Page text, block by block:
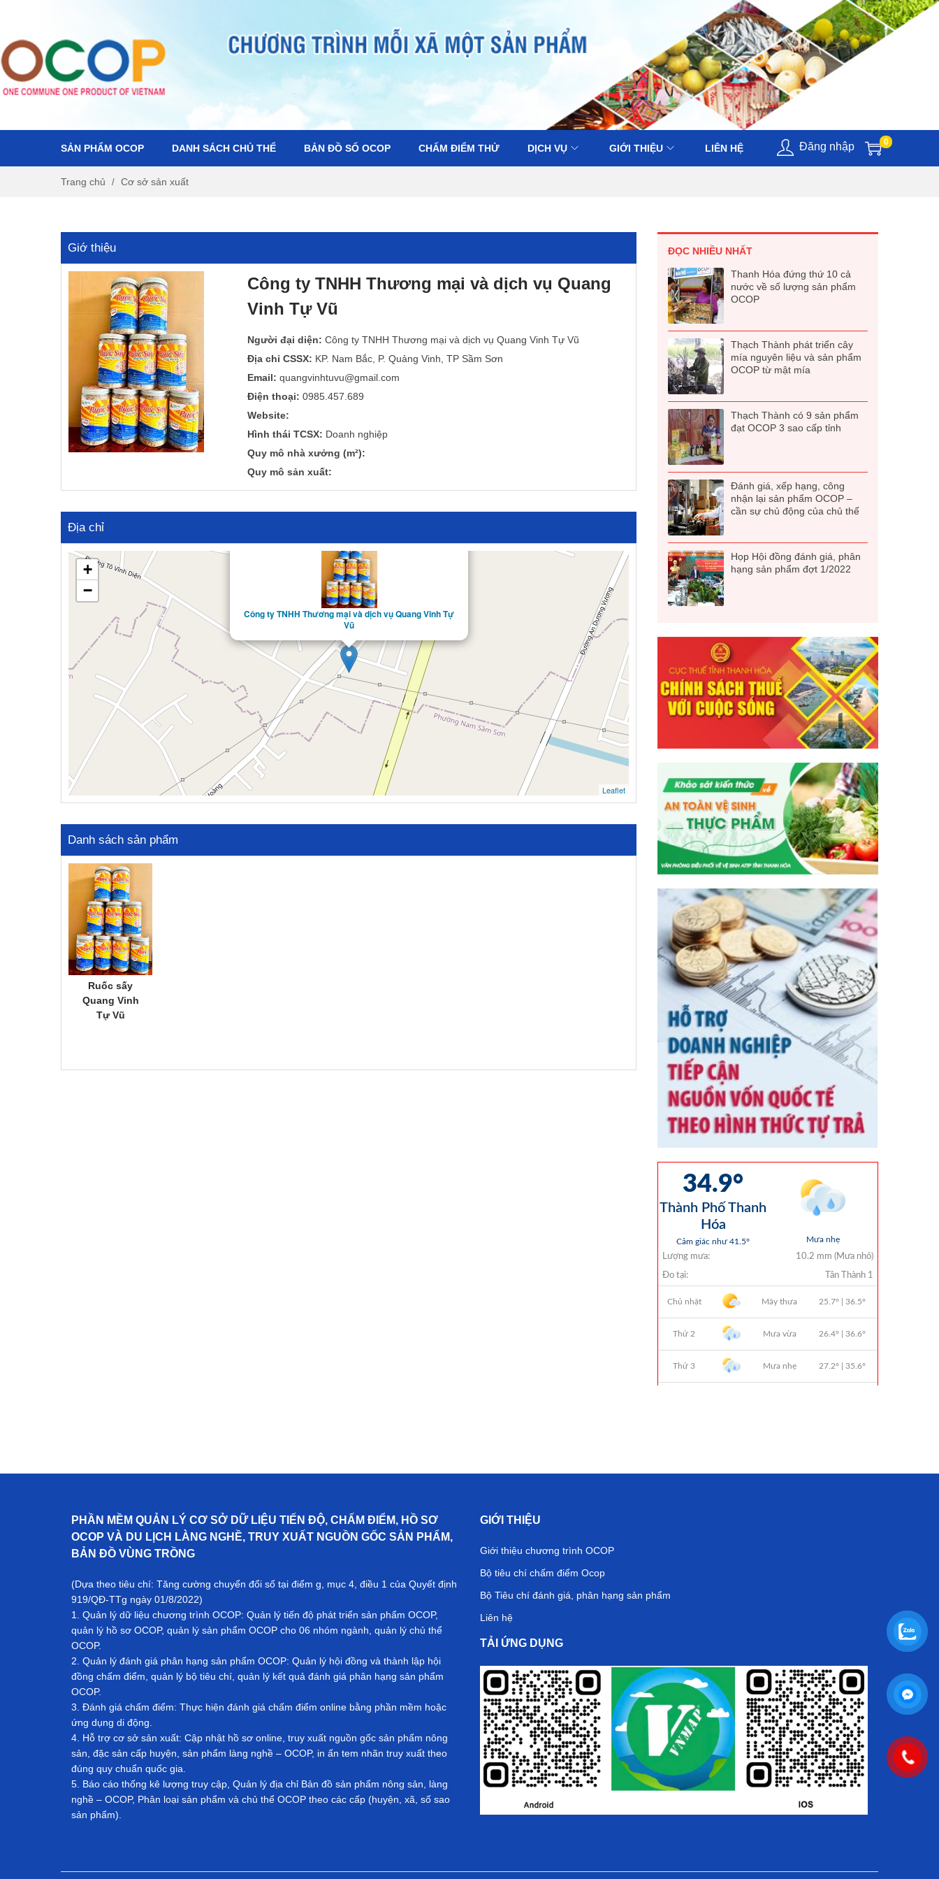
k
k
SẢN PHẨM OCOP DANH SÁCH CHỦ THỂ BẢN ĐỒ SỐ OCOP CHẤM ĐIỂM THỬ DỊCH VỤ GIỚI THIỆU LIÊN HỆ Đăng nhập 0
Trang chủ Cơ sở sản xuất
Giớ thiệu
Công ty TNHH Thương mại và dịch vụ Quang
Vinh Tự Vũ
Người đại diện: Công ty TNHH Thương mại và dịch vụ Quang Vinh Tự Vũ
Địa chỉ CSSX: KP. Nam Bắc, P. Quảng Vinh, TP Sầm Sơn
Email: quangvinhtuvu@gmail.com
Điện thoại: 0985.457.689
Website:
Hình thái TCSX: Doanh nghiệp
Quy mô nhà xưởng (m²):
Quy mô sản xuất:
Địa chỉ
Công ty TNHH Thương mại và dịch vụ Quang Vinh Tự
Vũ
+
−
Leaflet
Danh sách sản phẩm
Ruốc sấy
Quang Vinh
Tự Vũ
ĐỌC NHIỀU NHẤT
Thanh Hóa đứng thứ 10 cả
nước về số lượng sản phẩm
OCOP
Thạch Thành phát triển cây
mía nguyên liệu và sản phẩm
OCOP từ mật mía
Thạch Thành có 9 sản phẩm
đạt OCOP 3 sao cấp tỉnh
Đánh giá, xếp hạng, công
nhận lại sản phẩm OCOP –
cần sự chủ động của chủ thể
Họp Hội đồng đánh giá, phân
hạng sản phẩm đợt 1/2022
PHẦN MỀM QUẢN LÝ CƠ SỞ DỮ LIỆU TIẾN ĐỘ, CHẤM ĐIỂM, HỒ SƠ
OCOP VÀ DU LỊCH LÀNG NGHỀ, TRUY XUẤT NGUỒN GỐC SẢN PHẨM,
BẢN ĐỒ VÙNG TRỒNG
(Dựa theo tiêu chí: Tăng cường chuyển đổi số tại điểm g, mục 4, điều 1 của Quyết định
919/QĐ-TTg ngày 01/8/2022)
1. Quản lý dữ liệu chương trình OCOP: Quản lý tiến độ phát triển sản phẩm OCOP,
quản lý hồ sơ OCOP, quản lý sản phẩm OCOP cho 06 nhóm ngành, quản lý chủ thể
OCOP.
2. Quản lý đánh giá phân hạng sản phẩm OCOP: Quản lý hội đồng và thành lập hội
đồng chấm điểm, quản lý bộ tiêu chí, quản lý kết quả đánh giá phân hạng sản phẩm
OCOP.
3. Đánh giá chấm điểm: Thực hiện đánh giá chấm điểm online bằng phần mềm hoặc
ứng dụng di động.
4. Hỗ trợ cơ sở sản xuất: Cập nhật hồ sơ online, truy xuất nguồn gốc sản phẩm nông
sản, đặc sản cấp huyện, sản phẩm làng nghề – OCOP, in ấn tem nhãn truy xuất theo
đúng quy chuẩn quốc gia.
5. Báo cáo thống kê lượng truy cập, Quản lý địa chỉ Bản đồ sản phẩm nông sản, làng
nghề – OCOP, Phân loại sản phẩm và chủ thể OCOP theo các cấp (huyện, xã, số sao
sản phẩm).
GIỚI THIỆU
Giới thiệu chương trình OCOP
Bộ tiêu chí chấm điểm Ocop
Bộ Tiêu chí đánh giá, phân hạng sản phẩm
Liên hệ
TẢI ỨNG DỤNG